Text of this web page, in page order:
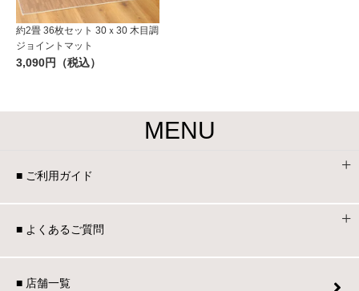
約2畳 36枚セット 30ｘ30 木目調
ジョイントマット
3,090円（税込）
MENU
■ ご利用ガイド
■ よくあるご質問
■ 店舗一覧